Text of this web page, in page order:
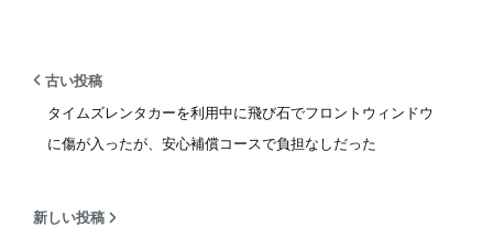
古い投稿
タイムズレンタカーを利用中に飛び石でフロントウィンドウ
に傷が入ったが、安心補償コースで負担なしだった
新しい投稿